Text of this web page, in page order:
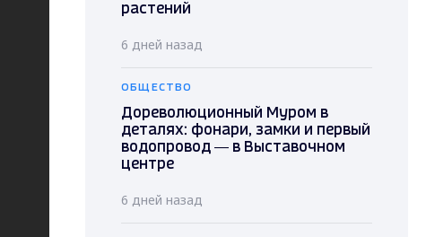
растений
6 дней назад
ОБЩЕСТВО
Дореволюционный Муром в
деталях: фонари, замки и первый
водопровод — в Выставочном
центре
6 дней назад